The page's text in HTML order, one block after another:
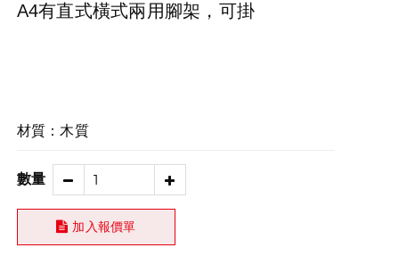
A4有直式橫式兩用腳架，可掛
材質：木質
數量
加入報價單